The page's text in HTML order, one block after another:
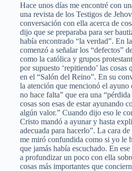
Hace unos días me encontré con
una revista de los Testigos de
conversación con ella acerca de
dijo que se preparaba para ser
había encontrado “la verdad”. En
comenzó a señalar los “defectos”
como la católica y grupos
por supuesto ‘repitiendo’ las cosas
en el “Salón del Reino”. En su
la atención que mencionó el ayuno
no hace falta” que era una
cosas son esas de estar ayunando
algún valor.” Cuando dijo eso le
Cristo mandó a ayunar y hasta
adecuada para hacerlo”. La cara
me miró confundida como si yo le
que jamás había escuchado. En
a profundizar un poco con ella
cosas más importantes que